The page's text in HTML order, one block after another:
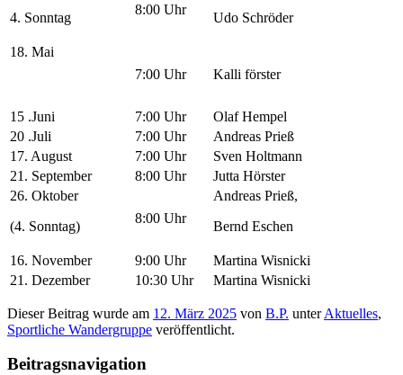
4. Sonntag
8:00 Uhr
Udo Schröder
18. Mai
7:00 Uhr
Kalli förster
15 .Juni 7:00 Uhr
Olaf Hempel
20 .Juli
7:00 Uhr
Andreas Prieß
17. August
7:00 Uhr
Sven Holtmann
21. September
8:00 Uhr
Jutta Hörster
26. Oktober
(4. Sonntag)
8:00 Uhr
Andreas Prieß,
Bernd Eschen
16. November 9:00 Uhr
Martina Wisnicki
21. Dezember
10:30 Uhr Martina Wisnicki
Dieser Beitrag wurde am 12. März 2025 von B.P. unterAktuelles,
Sportliche Wandergruppe veröffentlicht.
Beitragsnavigation